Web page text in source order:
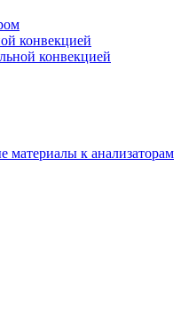
конвекцией
конвекцией
материалы к анализаторам